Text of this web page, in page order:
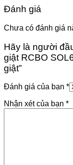
Đánh giá
Chưa có đánh giá
Hãy là người
giật RCBO
giật”
Đánh giá của bạn *
Nhận xét của bạn *